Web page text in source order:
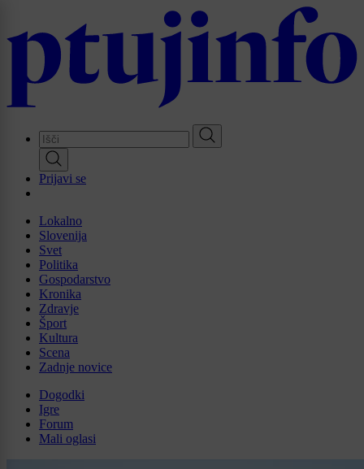
main
Prijavi se
Lokalno
Slovenija
Svet
Politika
Gospodarstvo
Kronika
Zdravje
Šport
Kultura
Scena
Zadnje novice
Dogodki
Igre
Forum
Mali oglasi